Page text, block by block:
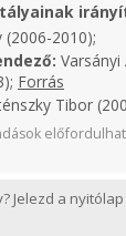
(2006-2010);
Forrás
Tibor
Jelezd a